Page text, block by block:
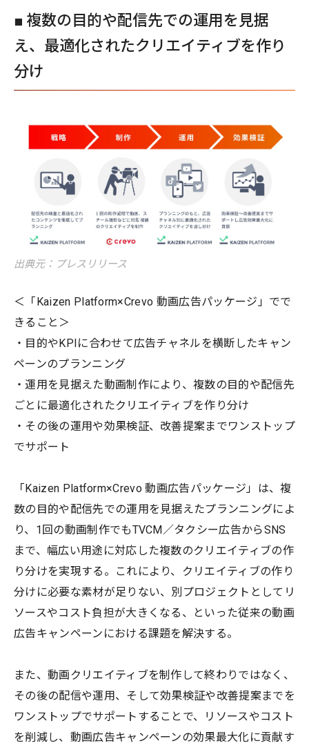
■ 複数の目的や配信先での運用を見据
え、最適化されたクリエイティブを作り
分け
出典元：プレスリリース
＜「Kaizen Platform×Crevo 動画広告パッケージ」でで
きること＞
・目的やKPIに合わせて広告チャネルを横断したキャン
ペーンのプランニング
・運用を見据えた動画制作により、複数の目的や配信先
ごとに最適化されたクリエイティブを作り分け
・その後の運用や効果検証、改善提案までワンストップ
でサポート
「Kaizen Platform×Crevo 動画広告パッケージ」は、複
数の目的や配信先での運用を見据えたプランニングによ
り、1回の動画制作でもTVCM／タクシー広告からSNS
まで、幅広い用途に対応した複数のクリエイティブの作
り分けを実現する。これにより、クリエイティブの作り
分けに必要な素材が足りない、別プロジェクトとしてリ
ソースやコスト負担が大きくなる、といった従来の動画
広告キャンペーンにおける課題を解決する。
また、動画クリエイティブを制作して終わりではなく、
その後の配信や運用、そして効果検証や改善提案までを
ワンストップでサポートすることで、リソースやコスト
を削減し、動画広告キャンペーンの効果最大化に貢献す